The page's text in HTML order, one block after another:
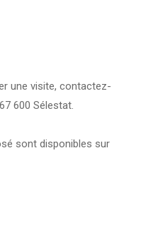
une visite, contactez-
600 Sélestat.
sont disponibles sur